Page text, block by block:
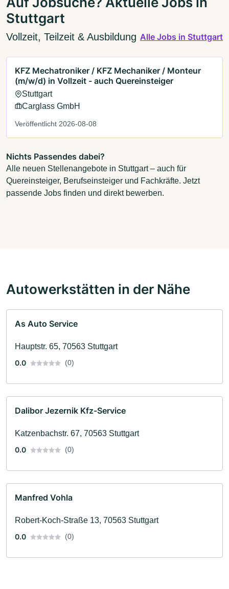
Stuttgart
Vollzeit, Teilzeit & Ausbildung Alle Jobs in Stuttgart
KFZ Mechatroniker / KFZ Mechaniker / Monteur
(m/w/d) in Vollzeit - auch Quereinsteiger
Stuttgart
Carglass GmbH
Veröffentlicht 2026-08-08
Nichts Passendes dabei?
Alle neuen Stellenangebote in Stuttgart – auch für
Quereinsteiger, Berufseinsteiger und Fachkräfte. Jetzt
passende Jobs finden und direkt bewerben.
Autowerkstätten in der Nähe
As Auto Service
Hauptstr. 65, 70563 Stuttgart
0.0
(0)
Dalibor Jezernik Kfz-Service
Katzenbachstr. 67, 70563 Stuttgart
0.0
(0)
Manfred Vohla
Robert-Koch-Straße 13, 70563 Stuttgart
0.0
(0)